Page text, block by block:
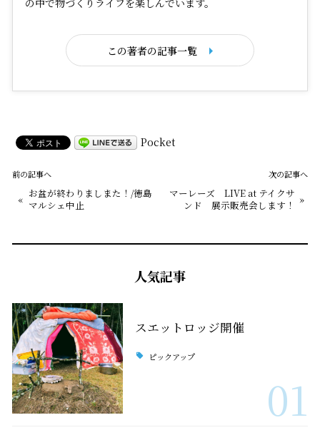
この著者の記事一覧
Pocket
前の記事へ
« お盆が終わりましまた！/徳島
マルシェ中止
次の記事へ
マーレーズ LIVE at テイクサ
ンド 展示販売会します！
»
人気記事
スエットロッジ開催
ピックアップ
01